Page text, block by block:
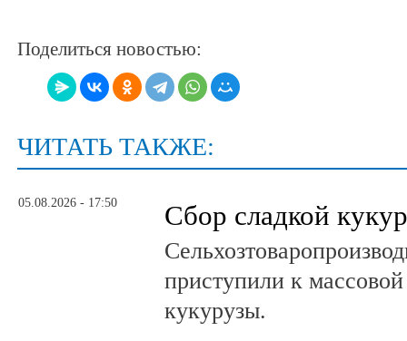
Поделиться новостью:
ЧИТАТЬ ТАКЖЕ:
05.08.2026 - 17:50 Сбор сладкой
приступили к
кукурузы.